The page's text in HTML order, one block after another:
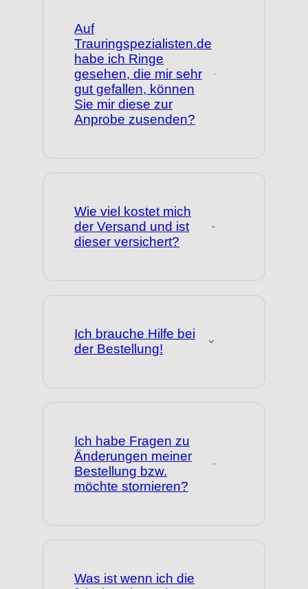
Auf
Trauringspezialisten.de
habe ich Ringe
gesehen, die mir sehr
gut gefallen, können
Sie mir diese zur
Anprobe zusenden?
Wie viel kostet mich
der Versand und ist
dieser versichert?
Ich brauche Hilfe bei
der Bestellung!
Ich habe Fragen zu
Änderungen meiner
Bestellung bzw.
möchte stornieren?
Was ist wenn ich die